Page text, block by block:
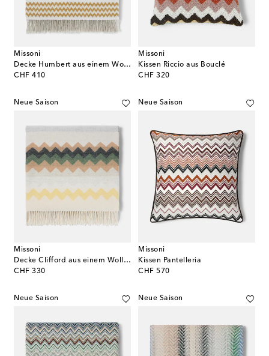
Missoni
Decke Humbert aus einem Wollgemisch
CHF 410
original price
Missoni
Kissen Riccio aus Bouclé
CHF 320
original price
Neue Saison
Missoni
Decke Clifford aus einem Wollgemisch
CHF 330
original price
Neue Saison
Missoni
Kissen Pantelleria
CHF 570
original price
Neue Saison Neue Saison